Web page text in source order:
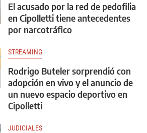
El acusado por la red de pedofilia
en Cipolletti tiene antecedentes
por narcotráfico
STREAMING
Rodrigo Buteler sorprendió con
adopción en vivo y el anuncio de
un nuevo espacio deportivo en
Cipolletti
JUDICIALES